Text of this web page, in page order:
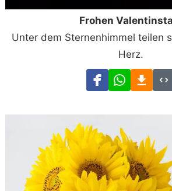
Frohen
Unter dem Sternenhimmel teilen
Herz.